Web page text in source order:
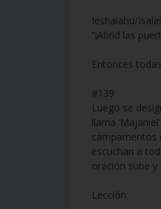
Ieshaiahu/
“¡Abrid las
Entonces
#139
Luego se
llama
campamentos
escuchan a
oración sube
Lección: